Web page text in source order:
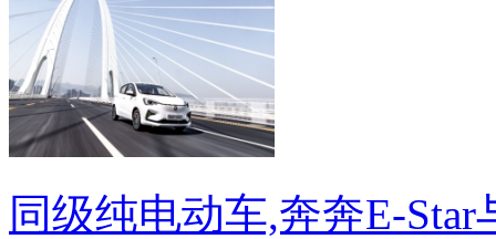
同级纯电动车,奔奔E-